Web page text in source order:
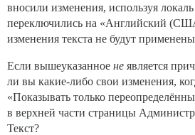
вносили изменения, используя
переключились на «Английский
изменения текста не будут
Если вышеуказанное не является
ли вы какие-либо свои изменения,
«Показывать только
в верхней части страницы
Текст?